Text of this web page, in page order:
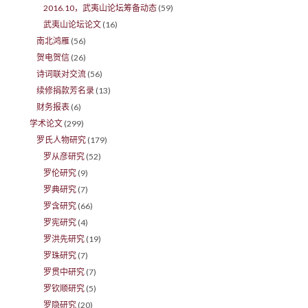
2016.10，武夷山论坛筹备动态 (59)
武夷山论坛论文 (16)
南北鸿雁 (56)
贺电贺信 (26)
诗词联对交流 (56)
续修捐款芳名录 (13)
财务报表 (6)
学术论文 (299)
罗氏人物研究 (179)
罗从彦研究 (52)
罗伦研究 (9)
罗典研究 (7)
罗含研究 (66)
罗宪研究 (4)
罗洪先研究 (19)
罗珠研究 (7)
罗贯中研究 (7)
罗钦顺研究 (5)
罗隐研究 (20)